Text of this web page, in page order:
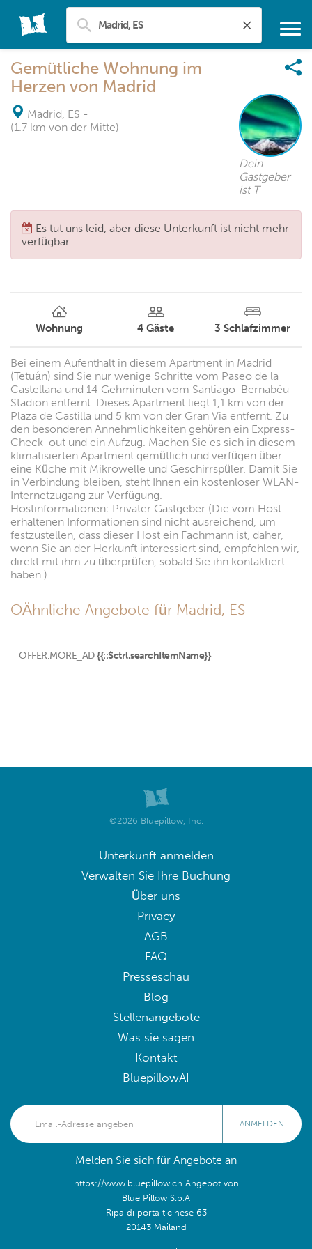
Gemütliche Wohnung im
Herzen von Madrid
Madrid, ES -
(1.7 km von der Mitte)
Dein
Gastgeber
ist T
Es tut uns leid, aber diese Unterkunft ist nicht mehr
verfügbar
Wohnung 4 Gäste 3 Schlafzimmer
Bei einem Aufenthalt in diesem Apartment in Madrid
(Tetuán) sind Sie nur wenige Schritte vom Paseo de la
Castellana und 14 Gehminuten vom Santiago-Bernabéu-
Stadion entfernt. Dieses Apartment liegt 1,1 km von der
Plaza de Castilla und 5 km von der Gran Via entfernt. Zu
den besonderen Annehmlichkeiten gehören ein Express-
Check-out und ein Aufzug. Machen Sie es sich in diesem
klimatisierten Apartment gemütlich und verfügen über
eine Küche mit Mikrowelle und Geschirrspüler. Damit Sie
in Verbindung bleiben, steht Ihnen ein kostenloser WLAN-
Internetzugang zur Verfügung.
Hostinformationen: Privater Gastgeber (Die vom Host
erhaltenen Informationen sind nicht ausreichend, um
festzustellen, dass dieser Host ein Fachmann ist, daher,
wenn Sie an der Herkunft interessiert sind, empfehlen wir,
direkt mit ihm zu überprüfen, sobald Sie ihn kontaktiert
haben.)
OÄhnliche Angebote für Madrid, ES
OFFER.MORE_AD {{::$ctrl.searchItemName}}
©2026 Bluepillow, Inc.
Unterkunft anmelden
Verwalten Sie Ihre Buchung
Über uns
Privacy
AGB
FAQ
Presseschau
Blog
Stellenangebote
Was sie sagen
Kontakt
BluepillowAI
ANMELDEN
Melden Sie sich für Angebote an
https://www.bluepillow.ch Angebot von
Blue Pillow S.p.A
Ripa di porta ticinese 63
20143 Mailand